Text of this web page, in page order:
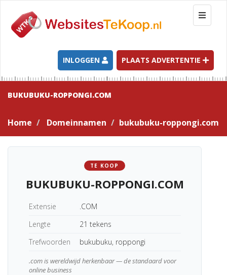
T
o
g
l
e
n
g
a
t
INLOGGEN PLAATS ADVERTENTIE
BUKUBUKU-ROPPONGI.COM
Home Domeinnamen bukubuku-roppongi.com
TE KOOP
BUKUBUKU-ROPPONGI.COM
Extensie
.COM
Lengte
21 tekens
Trefwoorden
bukubuku, roppongi
.com is wereldwijd herkenbaar — de standaard voor
online business